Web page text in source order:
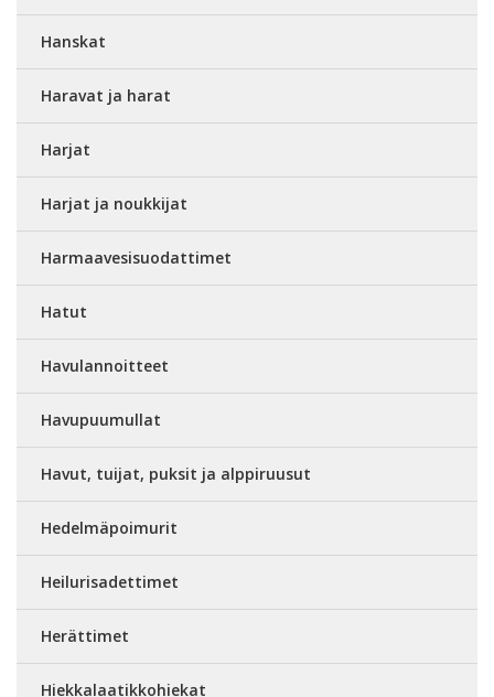
Hanskat
Haravat ja harat
Harjat
Harjat ja noukkijat
Harmaavesisuodattimet
Hatut
Havulannoitteet
Havupuumullat
Havut, tuijat, puksit ja alppiruusut
Hedelmäpoimurit
Heilurisadettimet
Herättimet
Hiekkalaatikkohiekat